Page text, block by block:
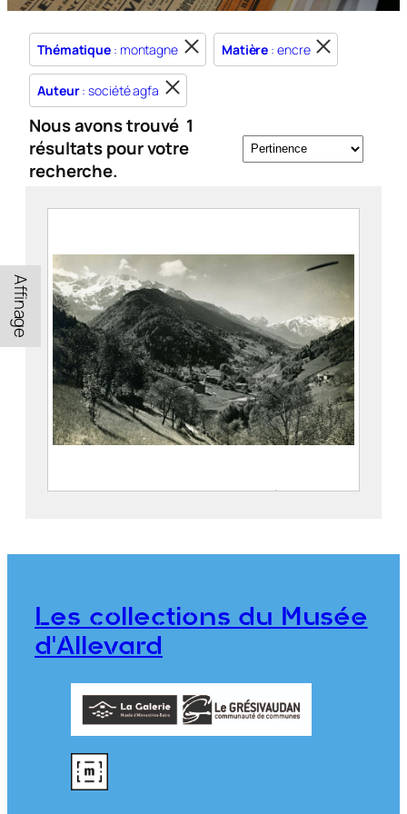
Thématique : montagne Matière : encre
Auteur: société agfa
Nous avons trouvé 1
résultats pour votre
recherche.
Affinage
Le village de Pinsot et les vallées du
FEUGIER, Albert Marius (Saint-
Société Agfa
CE2020.1.470
Les collections du Musée
d'Allevard